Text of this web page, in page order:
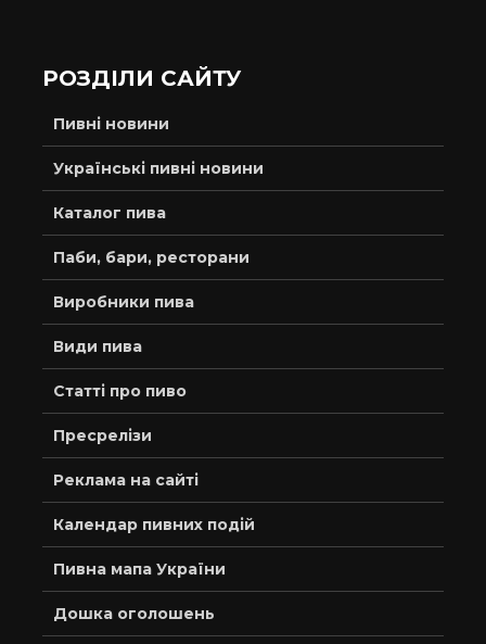
РОЗДІЛИ САЙТУ
Пивні новини
Українські пивні новини
Каталог пива
Паби, бари, ресторани
Виробники пива
Види пива
Статті про пиво
Пресрелізи
Реклама на сайті
Календар пивних подій
Пивна мапа України
Дошка оголошень